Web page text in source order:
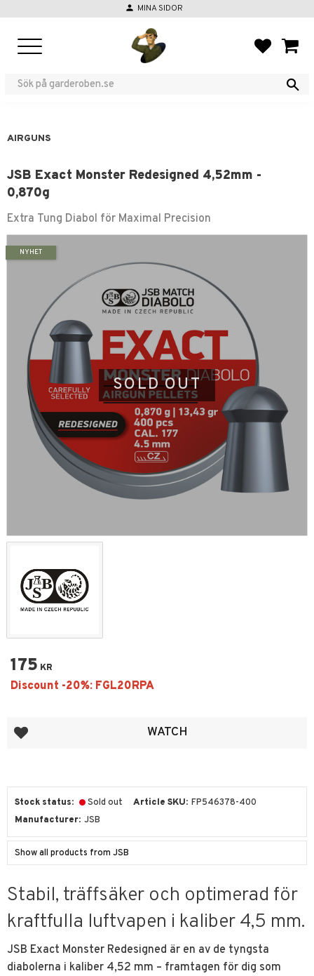
person MINA SIDOR
AIRGUNS
JSB Exact Monster Redesigned 4,52mm -
0,870g
Extra Tung Diabol för Maximal Precision
SOLD OUT
NYHET
175 KR
Add to favorites WATCH
Stock status Sold out Article SKU FP546378-400
Manufacturer JSB
Show all products from JSB
Stabil, träffsäker och optimerad för
kraftfulla luftvapen i kaliber 4,5 mm.
JSB Exact Monster Redesigned är en av de tyngsta
diabolerna i kaliber 4,52 mm – framtagen för dig som